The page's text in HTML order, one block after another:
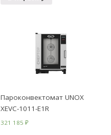
Пароконвектомат UNOX
XEVC-1011-E1R
321 185₽